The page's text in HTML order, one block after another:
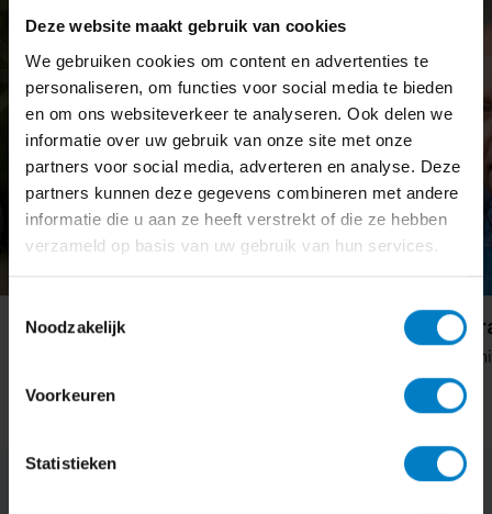
Deze website maakt gebruik van cookies
We gebruiken cookies om content en advertenties te
personaliseren, om functies voor social media te bieden
en om ons websiteverkeer te analyseren. Ook delen we
informatie over uw gebruik van onze site met onze
partners voor social media, adverteren en analyse. Deze
partners kunnen deze gegevens combineren met andere
informatie die u aan ze heeft verstrekt of die ze hebben
verzameld op basis van uw gebruik van hun services.
Noodzakelijk
Voorkeuren
Statistieken
Cor van de Vorst Roy